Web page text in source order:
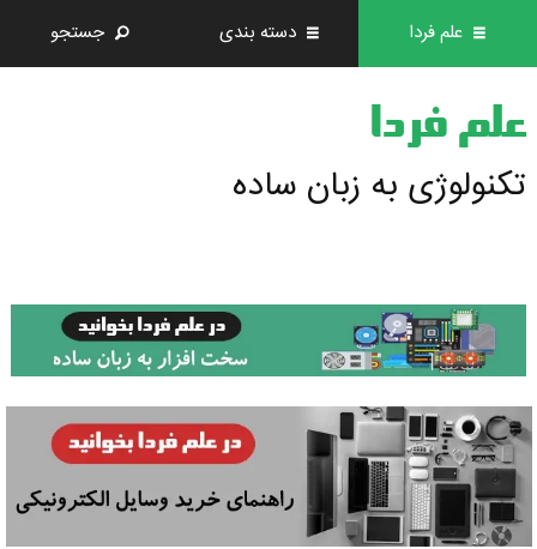
علم فردا دسته بندی جستجو
علم فردا
تکنولوژی به زبان ساده